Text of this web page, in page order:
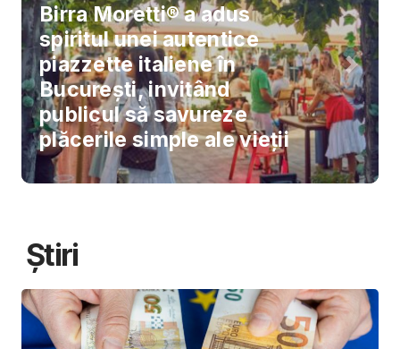
Birra Moretti® a adus
spiritul unei autentice
piazzette italiene în
București, invitând
publicul să savureze
plăcerile simple ale vieții
Știri